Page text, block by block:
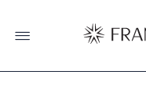
la
page
de